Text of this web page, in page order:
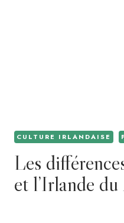
CULTURE IRLANDAISE
Les
et l’Irlande